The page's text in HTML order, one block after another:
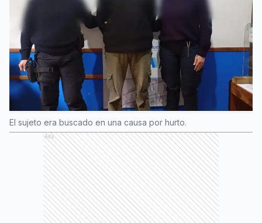
El sujeto era buscado en una causa por hurto.
Ads